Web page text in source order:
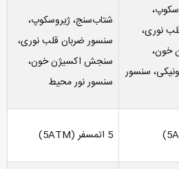
نوری،
خون،
سنسور
شتاب‌سنج، ژیروسکوپ،
سنسور ضربان قلب نوری،
سنجش اکسیژن خون،
سنسور نور محیط
5 اتمسفر (5ATM)